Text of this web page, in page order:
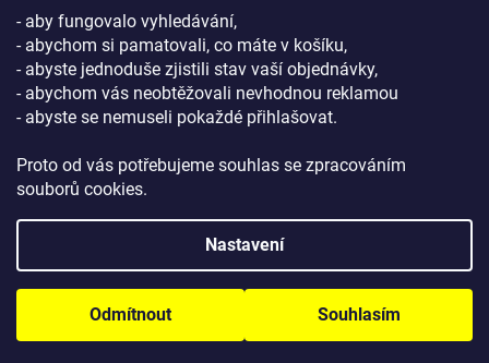
- aby fungovalo vyhledávání,
- abychom si pamatovali, co máte v košíku,
- abyste jednoduše zjistili stav vaší objednávky,
- abychom vás neobtěžovali nevhodnou reklamou
- abyste se nemuseli pokaždé přihlašovat.
Proto od vás potřebujeme souhlas se zpracováním
souborů cookies.
Nastavení
Odmítnout Souhlasím
Obchodní podmínky
Podmínky ochrany osobních údajů
. Všechna práva vyhrazena.